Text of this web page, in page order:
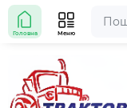
Головна Меню